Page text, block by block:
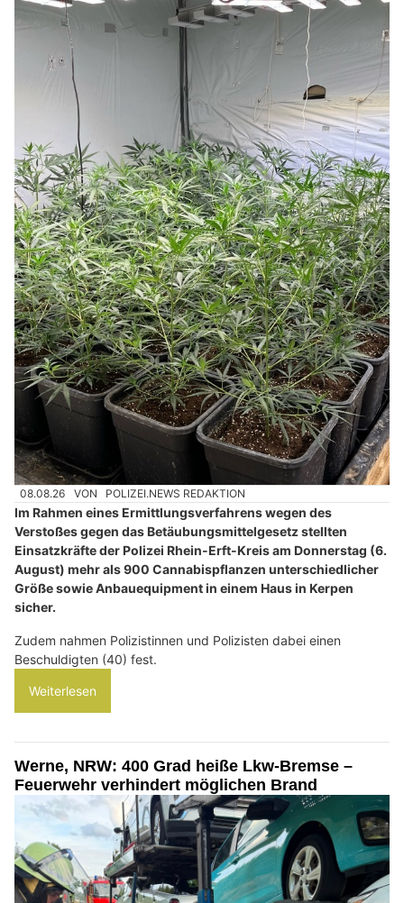
08.08.26 VON POLIZEI.NEWS REDAKTION
Im Rahmen eines Ermittlungsverfahrens wegen des
Verstoßes gegen das Betäubungsmittelgesetz stellten
Einsatzkräfte der Polizei Rhein-Erft-Kreis am Donnerstag (6.
August) mehr als 900 Cannabispflanzen unterschiedlicher
Größe sowie Anbauequipment in einem Haus in Kerpen
sicher.
Zudem nahmen Polizistinnen und Polizisten dabei einen
Beschuldigten (40) fest.
Weiterlesen
Werne, NRW: 400 Grad heiße Lkw-Bremse –
Feuerwehr verhindert möglichen Brand